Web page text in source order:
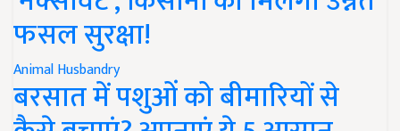
फसल सुरक्षा!
Animal Husbandry
बरसात में पशुओं को बीमारियों से